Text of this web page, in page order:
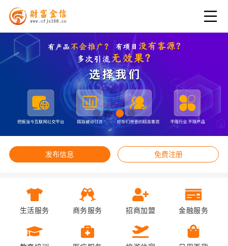
发布信息 免费注册
生活服务 商务服务 招商加盟 金融服务